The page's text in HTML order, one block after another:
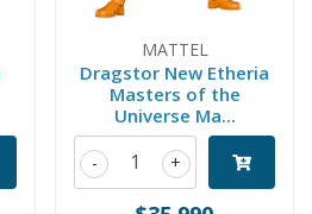
MATTEL
Dragstor New Etheria
Masters of the
Universe Ma...
+
-